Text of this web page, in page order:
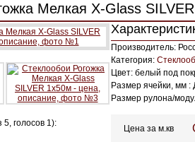
Мелкая X-Glass
5, голосов 1):
Производитель:
Категория:
Цвет: белый под
Размер ячейки, мм :
Размер рулона/
Цена за м.кв